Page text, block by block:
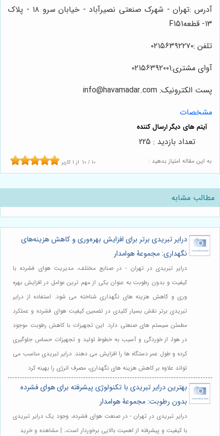
آدرس :تهران - شهرک صنعتی نصیرآباد - خیابان سرو ۱۸ - پلاک
۱۳- قطعهF151
تلفن :۰۲۱۵۶۳۹۲۲۷۰
آوای مشتری:۰۲۱۵۶۳۹۲۰۰۱
پست الکترونیک: info@havamadar.com
مشخصات
به این مقاله امتیاز بدهید : 10 / 10 از 1 کاربر
تعداد بازدید : 225
مطالب مشابه
درایر تبریدی برتر برای افزایش بهره‌وری و کاهش هزینه‌های
نگهداری: مجموعۀ هوامدار
درایر تبریدی در تهران - در صنایع مختلف، مدیریت هوای فشرده با
کیفیت و بدون رطوبت به عنوان یکی از مهم ترین عوامل در افزایش بهره
وری و کاهش هزینه های نگهداری شناخته می شود. استفاده از درایر
تبریدی برتر نقش بسیار کلیدی در تضمین کیفیت هوای فشرده و عملکرد
مطمئن سیستم های صنعتی دارد. این تجهیزات با کاهش رطوبت موجود
در هوا، از خوردگی و آسیب به خطوط تولید و تجهیزات حساس جلوگیری
کرده و طول عمر دستگاه ها را افزایش می دهند. درایر تبریدی مناسب می
تواند علاوه بر کاهش هزینه های نگهداری، مصرف انرژی را بهینه کرد
بهترین درایر تبریدی با تکنولوژی پیشرفته برای هوای فشرده
بدون رطوبت: مجموعۀ هوامدار
درایر تبریدی در تهران - در صنعت هوای فشرده، وجود یک درایر تبریدی
با کیفیت و پیشرفته از اهمیت بالایی برخوردار است،. | مشاهده و خرید